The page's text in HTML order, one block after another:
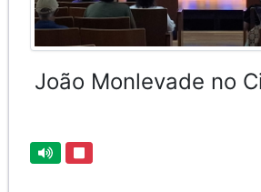
João Monlevade no